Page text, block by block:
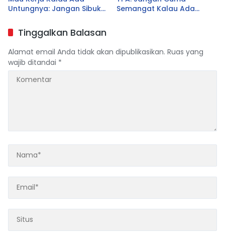
Untungnya: Jangan Sibuk
Semangat Kalau Ada
Tinggalkan Balasan
Alamat email Anda tidak akan dipublikasikan. Ruas yang
wajib ditandai *